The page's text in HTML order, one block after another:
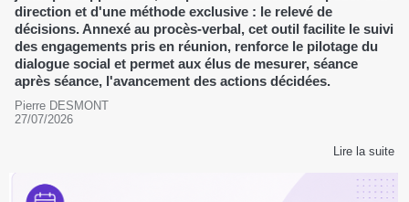
direction et d'une méthode exclusive : le relevé de
décisions. Annexé au procès-verbal, cet outil facilite le suivi
des engagements pris en réunion, renforce le pilotage du
dialogue social et permet aux élus de mesurer, séance
après séance, l'avancement des actions décidées.
Pierre DESMONT
27/07/2026
Lire la suite